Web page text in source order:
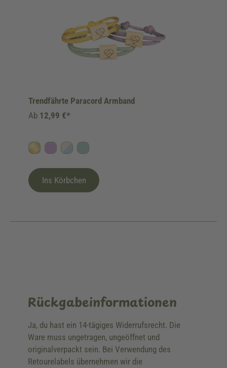
Trendfährte Paracord Armband
GoldFliederHimmelblau/Beige
Salbei/Mint
Ab 12,99 €*
Ins Körbchen
Rückgabeinformationen
Ja, du hast ein 14-tägiges Widerrufsrecht. Die
Ware muss ungetragen, ungeöffnet und
originalverpackt sein. Bei Verwendung des
Retourelabels übernehmen wir die